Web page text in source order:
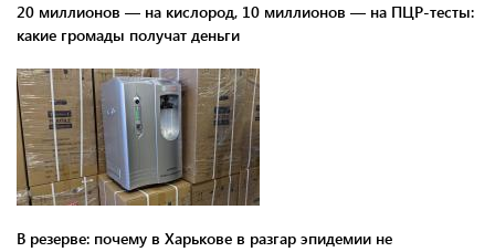
20 миллионов — на кислород, 10 миллионов — на ПЦР-тесты:
какие громады получат деньги
В резерве: почему в Харькове в разгар эпидемии не